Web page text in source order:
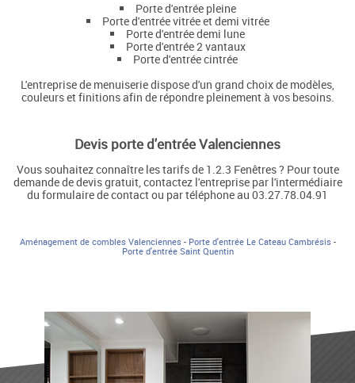
Porte d'entrée pleine
Porte d'entrée vitrée et demi vitrée
Porte d'entrée demi lune
Porte d'entrée 2 vantaux
Porte d'entrée cintrée
L'entreprise de menuiserie dispose d'un grand choix de modèles,
couleurs et finitions afin de répondre pleinement à vos besoins.
Devis porte d'entrée Valenciennes
Vous souhaitez connaître les tarifs de 1.2.3 Fenêtres ? Pour toute
demande de devis gratuit, contactez l'entreprise par l'intermédiaire
du formulaire de contact ou par téléphone au 03.27.78.04.91
Aménagement de combles Valenciennes - Porte d'entrée Le Cateau Cambrésis -
Porte d'entrée Saint Quentin